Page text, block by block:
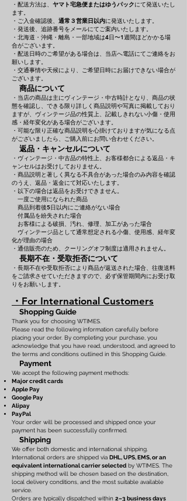
・配送方法は、 ヤマト宅急便またはゆうパックにて発送いたし
ます。
・ご入金確認後、 通常３営業日以内に発送いたします。
・発送後、追跡番号をメールにてご案内いたします。
・北海道・沖縄・離島・一部地域は4日〜1週間ほどかかる場
合がございます。
・配送日時のご希望がある場合は、当店へ電話にてご連絡をお
願いします。
・交通事情や天候により、ご希望日時にお届けできない場合が
ございます。
商品について
・当店の商品は主にヴィンテージ・中古時計となり、商品の状
態を確認し、できる限り詳しく商品説明や写真に掲載しており
ますが、ヴィンテージ品の性質上、記載しきれない小傷・使用
感・経年変化がある場合がございます。
・可能な限り正確な商品説明を心掛けておりますが気になる点
がございましたら、ご購入前にお問い合わせください。
返品・キャンセルについて
・ヴィンテージ・中古品の特性上、お客様都合による返品・キ
ャンセルはお受けしておりません。
・商品説明と著しく異なる不具合があった場合のみ内容を確認
のうえ、返品・返金にて対応いたします。
・以下の場合は返品をお受けできません。
一度ご使用になられた商品
商品到着後5日以内にご連絡がない場合
付属品を紛失された場合
お客様による破損、汚れ、修理、加工があった場合
ヴィンテージ品として通常想定される小傷、使用感、経年変
化が理由の場合
・通信販売のため、クーリングオフ制度は適用されません。
長期不在・受取拒否について
・長期不在や受取拒否により商品が返送された場合、往復送料
をご請求させていただきますので、必ず保管期間内にお受け取
りをお願いします。
・For International Customers
Shopping Guide
Thank you for choosing WTIMES.
Please read the following information carefully before
placing your order. By completing your purchase, you
acknowledge that you have read, understood, and agreed to
the terms and conditions outlined in this Shopping Guide.
Payment
We accept the following payment methods:
Major credit cards
Apple Pay
Google Pay
Alipay
PayPal
Your order will be processed and shipped once your
payment has been successfully confirmed.
Shipping
We offer both domestic and international shipping.
International orders are shipped via DHL, UPS, EMS, or an
equivalent international carrier selected by WTIMES. The
shipping method will be chosen based on the destination,
local delivery conditions, and the most suitable available
service.
Orders are typically dispatched within 2–3 business days